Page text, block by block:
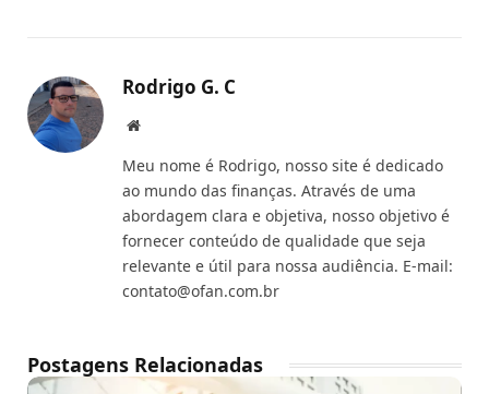
Rodrigo G. C
Website
Meu nome é Rodrigo, nosso site é dedicado
ao mundo das finanças. Através de uma
abordagem clara e objetiva, nosso objetivo é
fornecer conteúdo de qualidade que seja
relevante e útil para nossa audiência. E-mail:
contato@ofan.com.br
Postagens Relacionadas